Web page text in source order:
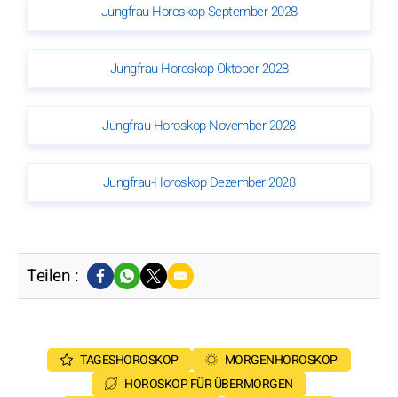
Jungfrau-Horoskop September 2028
Jungfrau-Horoskop Oktober 2028
Jungfrau-Horoskop November 2028
Jungfrau-Horoskop Dezember 2028
Teilen :
TAGESHOROSKOP
MORGENHOROSKOP
HOROSKOP FÜR ÜBERMORGEN